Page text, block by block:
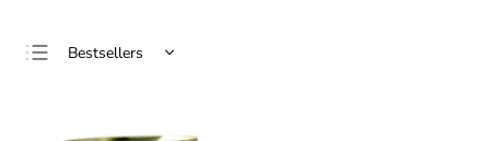
Bestsellers